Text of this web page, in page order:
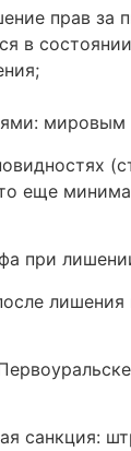
прав за
в
мировым
еще
при